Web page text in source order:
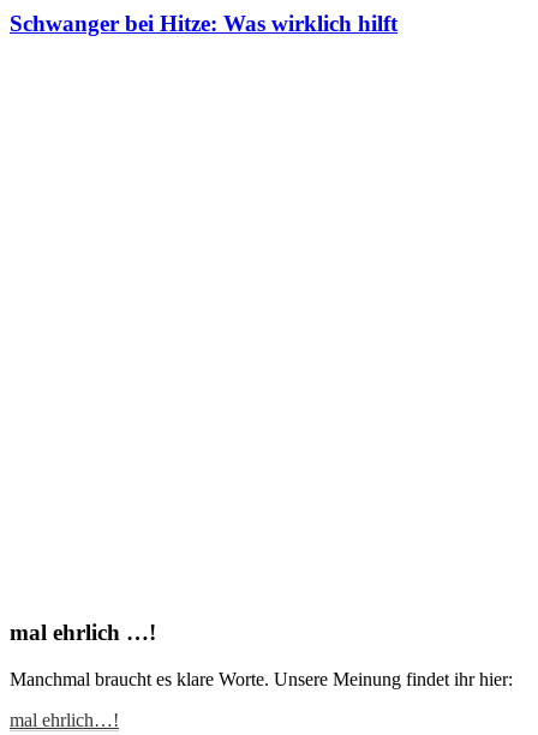
Schwanger bei Hitze: Was wirklich hilft
mal ehrlich …!
Manchmal braucht es klare Worte. Unsere Meinung findet ihr hier:
mal ehrlich…!